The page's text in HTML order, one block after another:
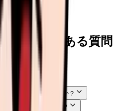
投稿文コピー
後によくある質問
認できますか？
ですか？
確認すればよいですか？
うすればよいですか？